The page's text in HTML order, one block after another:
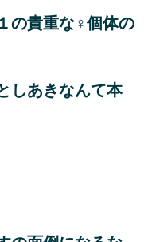
の貴重な♀個体の
しあきなんて本